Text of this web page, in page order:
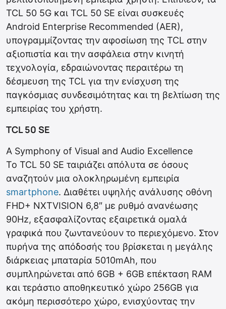
TCL 50 5G και TCL 50 SE είναι συσκευές
Android Enterprise Recommended (AER),
υπογραμμίζοντας την αφοσίωση της TCL στην
αξιοπιστία και την ασφάλεια στην κινητή
τεχνολογία, εδραιώνοντας περαιτέρω τη
δέσμευση της TCL για την ενίσχυση της
παγκόσμιας συνδεσιμότητας και τη βελτίωση της
εμπειρίας του χρήστη.
TCL 50 SE
A Symphony of Visual and Audio Excellence
Το TCL 50 SE ταιριάζει απόλυτα σε όσους
αναζητούν μια ολοκληρωμένη εμπειρία
smartphone. Διαθέτει υψηλής ανάλυσης οθόνη
FHD+ NXTVISION 6,8″ με ρυθμό ανανέωσης
90Hz, εξασφαλίζοντας εξαιρετικά ομαλά
γραφικά που ζωντανεύουν το περιεχόμενο. Στον
πυρήνα της απόδοσής του βρίσκεται η μεγάλης
διάρκειας μπαταρία 5010mAh, που
συμπληρώνεται από 6GB + 6GB επέκταση RAM
και τεράστιο αποθηκευτικό χώρο 256GB για
ακόμη περισσότερο χώρο, ενισχύοντας την